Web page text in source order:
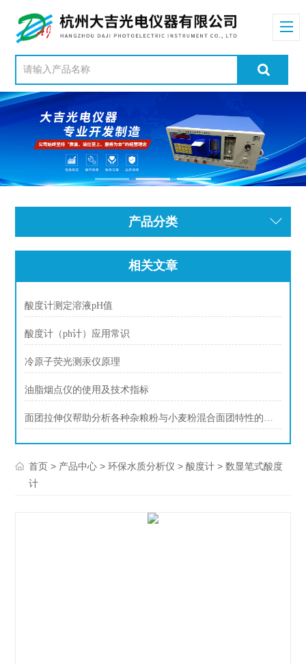
产品分类
相关文章
酸度计测定溶液pH值
酸度计（ph计）应用常识
冷原子荧光测汞仪原理
油脂烟点仪的使用及技术指标
面团拉伸仪帮助分析各种杂粮粉与小麦粉混合面团特性的过程介绍
首页 > 产品中心 >环保水质分析仪 >酸度计 > 数显笔式酸度
计